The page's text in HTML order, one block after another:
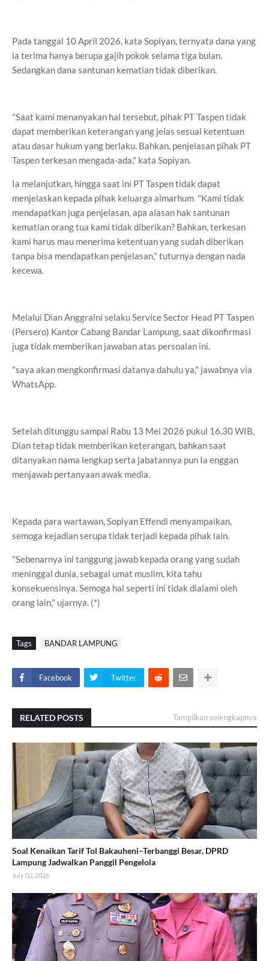
Pada tanggal 10 April 2026, kata Sopiyan, ternyata dana yang
ia terima hanya berupa gajih pokok selama tiga bulan.
Sedangkan dana santunan kematian tidak diberikan.
"Saat kami menanyakan hal tersebut, pihak PT Taspen tidak
dapat memberikan keterangan yang jelas sesuai ketentuan
atau dasar hukum yang berlaku. Bahkan, penjelasan pihak PT
Taspen terkesan mengada-ada," kata Sopiyan.
Ia melanjutkan, hingga saat ini PT Taspen tidak dapat
menjelaskan kepada pihak keluarga almarhum "Kami tidak
mendapatkan juga penjelasan, apa alasan hak santunan
kematian orang tua kami tidak diberikan? Bahkan, terkesan
kami harus mau menerima ketentuan yang sudah diberikan
tanpa bisa mendapatkan penjelasan," tuturnya dengan nada
kecewa.
Melalui Dian Anggraini selaku Service Sector Head PT Taspen
(Persero) Kantor Cabang Bandar Lampung, saat dikonfirmasi
juga tidak memberikan jawaban atas persoalan ini.
"saya akan mengkonfirmasi datanya dahulu ya," jawabnya via
WhatsApp.
Setelah ditunggu sampai Rabu 13 Mei 2026 pukul 16.30 WIB,
Dian tetap tidak memberikan keterangan, bahkan saat
ditanyakan nama lengkap serta jabatannya pun Ia enggan
menjawab pertanyaan awak media.
Kepada para wartawan, Sopiyan Effendi menyampaikan,
semoga kejadian serupa tidak terjadi kepada pihak lain.
"Sebenarnya ini tanggung jawab kepada orang yang sudah
meninggal dunia, sebagai umat muslim, kita tahu
konsekuensinya. Semoga hal seperti ini tidak dialami oleh
orang lain," ujarnya. (*)
Tags BANDAR LAMPUNG
Facebook Twitter
RELATED POSTS Tampilkan selengkapnya
Soal Kenaikan Tarif Tol Bakauheni–Terbanggi Besar, DPRD
Lampung Jadwalkan Panggil Pengelola
July 02, 2026